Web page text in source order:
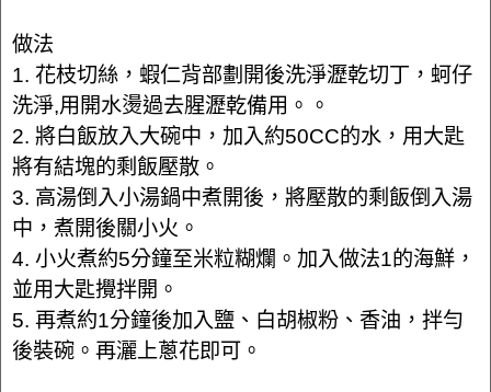
做法
1. 花枝切絲，蝦仁背部劃開後洗淨瀝乾切丁，蚵仔
洗淨,用開水燙過去腥瀝乾備用。。
2. 將白飯放入大碗中，加入約50CC的水，用大匙
將有結塊的剩飯壓散。
3. 高湯倒入小湯鍋中煮開後，將壓散的剩飯倒入湯
中，煮開後關小火。
4. 小火煮約5分鐘至米粒糊爛。加入做法1的海鮮，
並用大匙攪拌開。
5. 再煮約1分鐘後加入鹽、白胡椒粉、香油，拌勻
後裝碗。再灑上蔥花即可。